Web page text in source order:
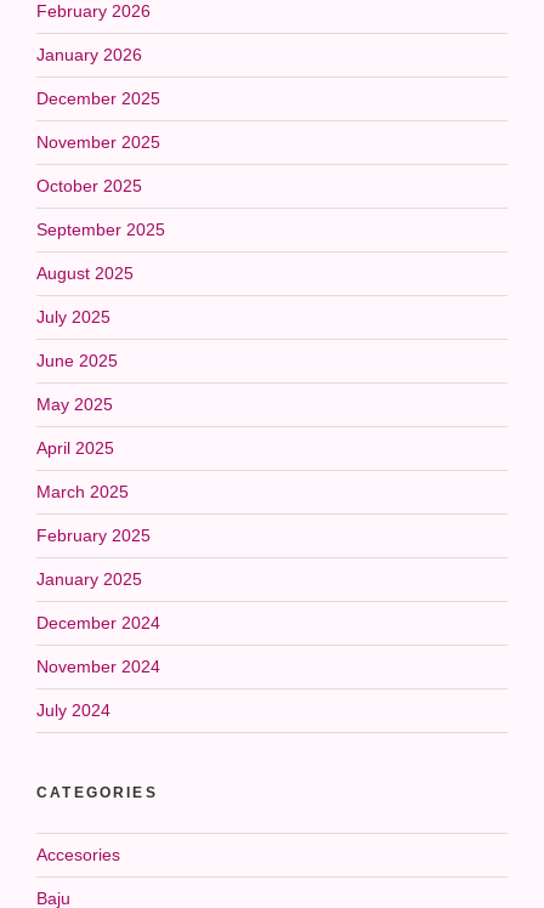
February 2026
January 2026
December 2025
November 2025
October 2025
September 2025
August 2025
July 2025
June 2025
May 2025
April 2025
March 2025
February 2025
January 2025
December 2024
November 2024
July 2024
CATEGORIES
Accesories
Baju